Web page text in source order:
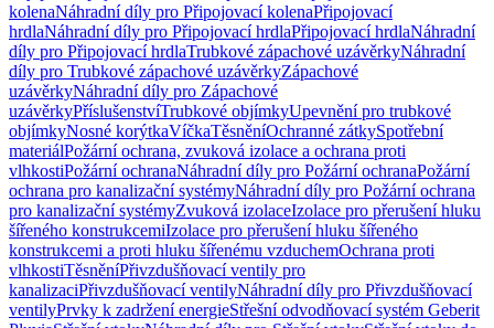
kolenaNáhradní díly pro Připojovací kolenaPřipojovací
hrdlaNáhradní díly pro Připojovací hrdlaPřipojovací hrdlaNáhradní
díly pro Připojovací hrdlaTrubkové zápachové uzávěrkyNáhradní
díly pro Trubkové zápachové uzávěrkyZápachové
uzávěrkyNáhradní díly pro Zápachové
uzávěrkyPříslušenstvíTrubkové objímkyUpevnění pro trubkové
objímkyNosné korýtkaVíčkaTěsněníOchranné zátkySpotřební
materiálPožární ochrana, zvuková izolace a ochrana proti
vlhkostiPožární ochranaNáhradní díly pro Požární ochranaPožární
ochrana pro kanalizační systémyNáhradní díly pro Požární ochrana
pro kanalizační systémyZvuková izolaceIzolace pro přerušení hluku
šířeného konstrukcemiIzolace pro přerušení hluku šířeného
konstrukcemi a proti hluku šířenému vzduchemOchrana proti
vlhkostiTěsněníPřivzdušňovací ventily pro
kanalizaciPřivzdušňovací ventilyNáhradní díly pro Přivzdušňovací
ventilyPrvky k zadržení energieStřešní odvodňovací systém Geberit